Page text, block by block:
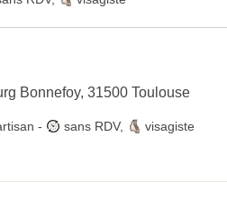
Bonnefoy, 31500 Toulouse
- sans RDV, visagiste